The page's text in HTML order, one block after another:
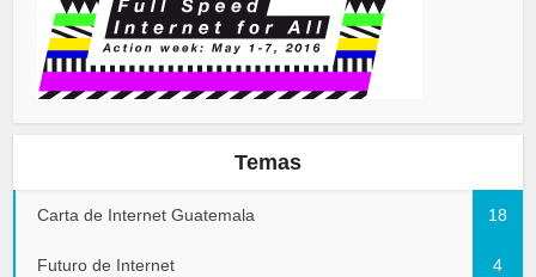
Temas
Carta de Internet Guatemala 18
Futuro de Internet 4